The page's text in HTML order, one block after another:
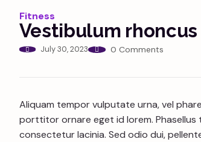
Fitness
Vestibulum
July 30, 2023 0 Comments
Aliquam tempor vulputate urna, vel
porttitor ornare eget id lorem. Phasellus
consectetur lacinia. Sed odio dui,